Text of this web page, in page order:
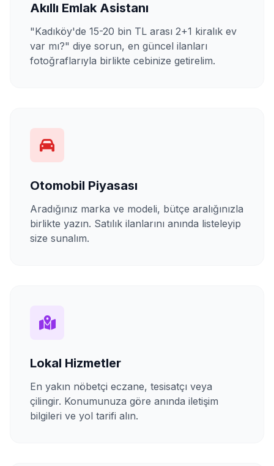
Akıllı Emlak Asistanı
"Kadıköy'de 15-20 bin TL arası 2+1 kiralık ev
var mı?" diye sorun, en güncel ilanları
fotoğraflarıyla birlikte cebinize getirelim.
Otomobil Piyasası
Aradığınız marka ve modeli, bütçe aralığınızla
birlikte yazın. Satılık ilanlarını anında listeleyip
size sunalım.
Lokal Hizmetler
En yakın nöbetçi eczane, tesisatçı veya
çilingir. Konumunuza göre anında iletişim
bilgileri ve yol tarifi alın.